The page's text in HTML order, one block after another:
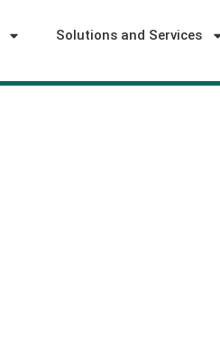
Solutions and Services